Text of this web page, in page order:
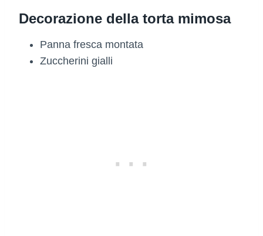
Decorazione della torta mimosa
Panna fresca montata
Zuccherini gialli